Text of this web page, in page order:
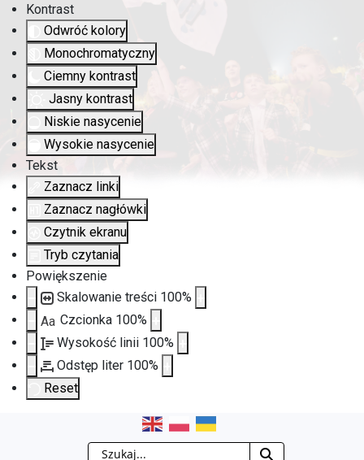
Kontrast
Odwróć kolory
Monochromatyczny
Ciemny kontrast
Jasny kontrast
Niskie nasycenie
Wysokie nasycenie
Tekst
Zaznacz linki
Zaznacz nagłówki
Czytnik ekranu
Tryb czytania
Powiększenie
Skalowanie treści 100%
Aa Czcionka 100%
Wysokość linii 100%
Odstęp liter 100%
Reset
Przejdź
Przejdź
Przejdź
PrzejdźSzukaj